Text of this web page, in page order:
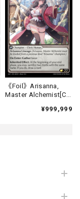
《Foil》Arisanna,
Master Alchemist[C]
¥999,999